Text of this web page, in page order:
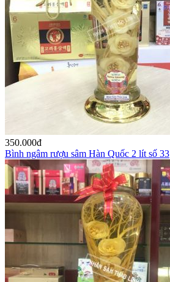
350.000đ
Bình ngâm rượu sâm Hàn Quốc 2 lít số 33